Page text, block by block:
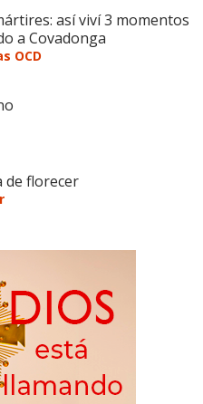
así viví 3 momentos
a Covadonga
OCD
de florecer